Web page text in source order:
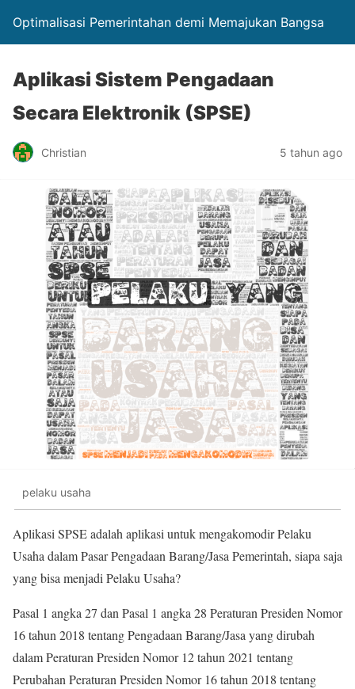
Optimalisasi Pemerintahan demi Memajukan Bangsa
Aplikasi Sistem Pengadaan
Secara Elektronik (SPSE)
Christian 5 tahun ago
pelaku usaha
Aplikasi SPSE adalah aplikasi untuk mengakomodir Pelaku
Usaha dalam Pasar Pengadaan Barang/Jasa Pemerintah, siapa saja
yang bisa menjadi Pelaku Usaha?
Pasal 1 angka 27 dan Pasal 1 angka 28 Peraturan Presiden Nomor
16 tahun 2018 tentang Pengadaan Barang/Jasa yang dirubah
dalam Peraturan Presiden Nomor 12 tahun 2021 tentang
Perubahan Peraturan Presiden Nomor 16 tahun 2018 tentang